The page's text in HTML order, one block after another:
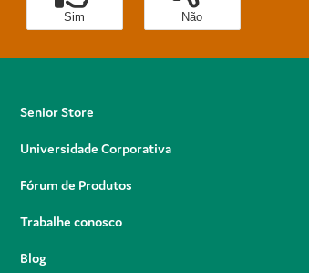
Sim Não
Senior Store
Universidade Corporativa
Fórum de Produtos
Trabalhe conosco
Blog